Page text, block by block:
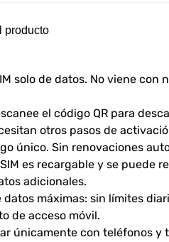
producto
solo de datos. No viene con
el código QR para
otros pasos de
único. Sin renovaciones
es recargable y se puede
adicionales.
datos máximas: sin límites
de acceso móvil.
únicamente con teléfonos y